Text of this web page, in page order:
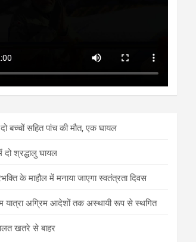
बच्चों सहित पांच की मौत, एक घायल
श्रद्धालु घायल
के माहौल में मनाया जाएगा स्वतंत्रता दिवस
यात्रा अग्रिम आदेशों तक अस्थायी रूप से स्थगित
खतरे से बाहर